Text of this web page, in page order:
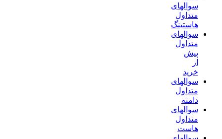
سوالهای
متداول
هاستینگ
سوالهای
متداول
پیش
از
خرید
سوالهای
متداول
دامنه
سوالهای
متداول
هاست